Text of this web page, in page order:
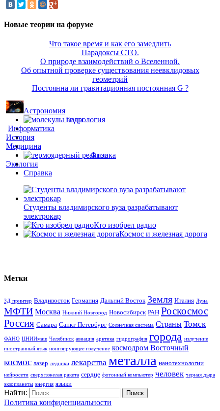
Новые теории на форуме
Что такое время и как его замедлить
Парадоксы СТО.
О природе взаимодействий о Вселенной.
Об опытной проверке существования неевклидовых
геометрий
Постоянна ли гравитационная постоянная G ?
Астрономия
Гидрология
Информатика
История
Медицина
Физика
Экология
Справка
Студенты владимирского вуза разрабатывают
электрокар
Кто изобрел радио
Космос и железная дорога
Метки
3Д принтер Владивосток Германия Дальний Восток Земля Италия Луна
МФТИ Москва Нижний Новгород Новосибирск РАН Роскосмос
Россия Самара Санкт-Петербург Солнечная система Страны Томск
ФАНО ЦНИИмаш Челябинск авиация арктика гидрография города излучение
иностранный язык ионизирующее излучение космодром Восточный
космос лазер ледники лекарства металла нанотехнологии
нейросети сверхтяжелая ракета сердце фотонный компьютер человек черная дыра
экзопланеты энергия языки
Найти:
Политика конфиденциальности